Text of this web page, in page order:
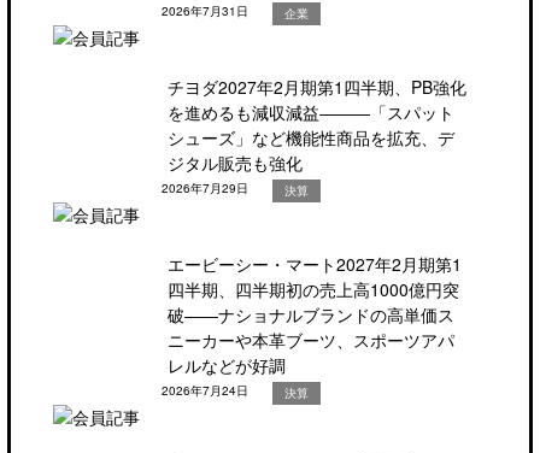
2026年7月31日 企業
チヨダ2027年2月期第1四半期、PB強化
を進めるも減収減益―――「スパット
シューズ」など機能性商品を拡充、デ
ジタル販売も強化
2026年7月29日 決算
エービーシー・マート2027年2月期第1
四半期、四半期初の売上高1000億円突
破――ナショナルブランドの高単価ス
ニーカーや本革ブーツ、スポーツアパ
レルなどが好調
2026年7月24日 決算